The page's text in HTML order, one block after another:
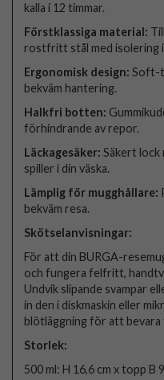
kalla i 12 timmar.
Förstklassiga material:
rostfritt stål med isolering
Ergonomisk design: Soft-
bekväm hantering.
Halkfri botten:
förhindrande av repor.
Läckagesäker: Säkert lock
spiller i din väska.
Lämplig för mugghållare:
bekväm resa.
Skötselanvisningar:
För att din BURGA-
och fungera felfritt,
Undvik slipande svampar
in den i diskmaskin eller
blötläggning för att
Storlek:
500 ml: H 16,6 cm x topp B